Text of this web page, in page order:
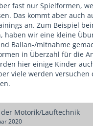
fast nur Spielformen,
Das kommt aber auch
an. Zum Beispiel
haben wir eine kleine
Ballan-/mitnahme
in Überzahl für die
hier einige Kinder
viele werden versuchen
Motorik/Lauftechnik
2020